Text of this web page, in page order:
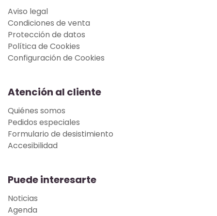
Aviso legal
Condiciones de venta
Protección de datos
Política de Cookies
Configuración de Cookies
Atención al cliente
Quiénes somos
Pedidos especiales
Formulario de desistimiento
Accesibilidad
Puede interesarte
Noticias
Agenda